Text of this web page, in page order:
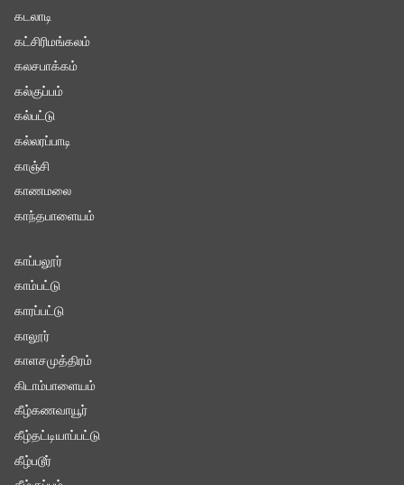
கடலாடி
கட்சிரிமங்கலம்
கலசபாக்கம்
கல்குப்பம்
கல்பட்டு
கல்லரப்பாடி
காஞ்சி
காணமலை
காந்தபாளையம்
காப்பலூர்
காம்பட்டு
காரப்பட்டு
காலூர்
காளசமுத்திரம்
கிடாம்பாளையம்
கீழ்கணவாயூர்
கீழ்தட்டியாப்பட்டு
கீழ்படூர்